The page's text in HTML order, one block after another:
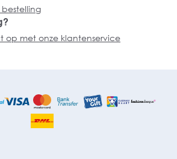
op met onze klantenservice